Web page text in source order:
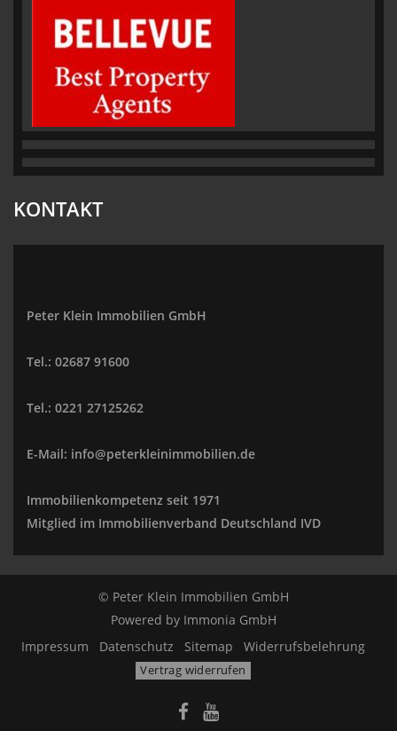
KONTAKT
Peter Klein Immobilien GmbH
Tel.: 02687 91600
Tel.: 0221 27125262
E-Mail: info@peterkleinimmobilien.de
Immobilienkompetenz seit 1971
Mitglied im Immobilienverband Deutschland IVD
© Peter Klein Immobilien GmbH
Powered by Immonia GmbH
Impressum
Datenschutz Sitemap Widerrufsbelehrung
Vertrag widerrufen